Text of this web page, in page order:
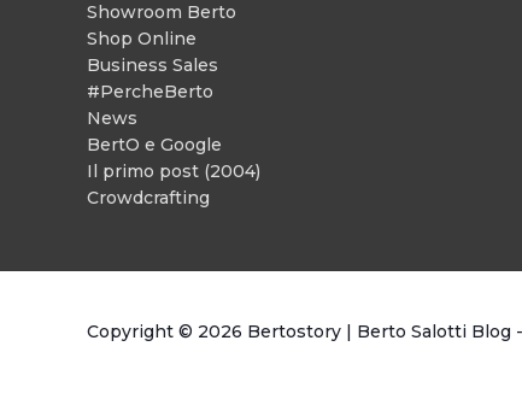
Showroom Berto
Shop Online
Business Sales
#PercheBerto
News
BertO e Google
Il primo post (2004)
Crowdcrafting
Copyright © 2026 Bertostory | Berto Salotti Blog -